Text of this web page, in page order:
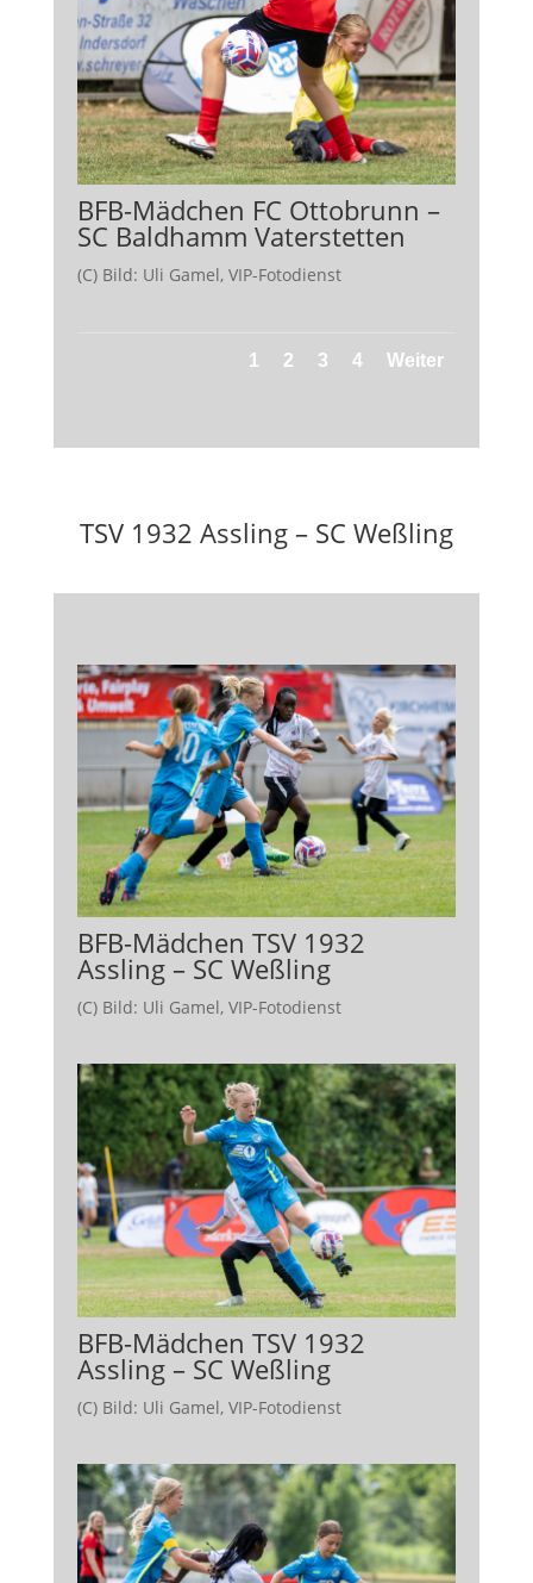
BFB-Mädchen FC Ottobrunn –
SC Baldhamm Vaterstetten
(C) Bild: Uli Gamel, VIP-Fotodienst
1 2 3 4 Weiter
TSV 1932 Assling – SC Weßling
BFB-Mädchen TSV 1932
Assling – SC Weßling
(C) Bild: Uli Gamel, VIP-Fotodienst
BFB-Mädchen TSV 1932
Assling – SC Weßling
(C) Bild: Uli Gamel, VIP-Fotodienst